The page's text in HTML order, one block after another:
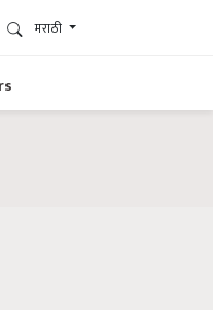
मराठी